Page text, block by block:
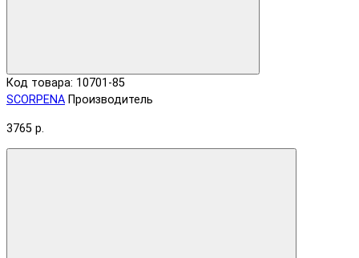
Код товара: 10701-85
SCORPENA Производитель
3765 р.